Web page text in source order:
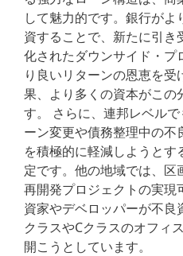
して魅力的です。銀行が
資することで、新たに引
化されたダウンサイド・プ
り良いリターンの恩恵を
果、より多くの資本がこの
す。 さらに、連邦レベル
ーン変更や債務整理中の不
を積極的に軽減しようと
定です。他の地域では、区
再開発プロジェクトの実現
資家やデベロッパーが不
クラスやCクラスのオフィ
開こうとしています。